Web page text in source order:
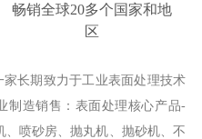
畅销全球20多个国家和地
区
长期致力于工业表面处理技术
制造销售：表面处理核心产品-
、喷砂房、抛丸机、抛砂机、不